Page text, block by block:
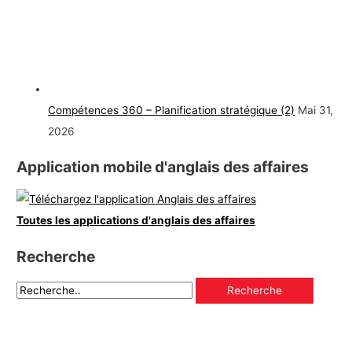
Compétences 360 – Planification stratégique (2) Mai 31,
2026
Application mobile d'anglais des affaires
Toutes les applications d'anglais des affaires
Recherche